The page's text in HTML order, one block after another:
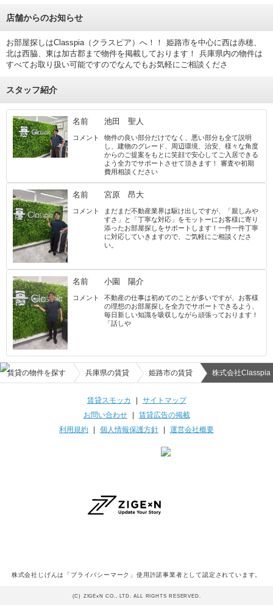
店舗からのお知らせ
お部屋探しはClasspia（クラスピア）へ！！ 姫路市を中心に西は赤穂、
北は西脇、東は加古郡まで物件を掲載しております！ 兵庫県内の物件は
すべてお取り扱い可能ですのでなんでもお気軽にご相談くださ
スタッフ紹介
名前 池田 聖人
コメント
物件の良い部分だけでなく、悪い部分も全て説明
し、建物のグレード、周辺環境、治安、様々な角度
からのご提案をもとに笑顔で安心してご入居できる
よう全力でサポートさせて頂きます！ 審査や初期
費用相談ください
名前 宮原 昂大
コメント
まだまだ不動産業界は駆け出しですが、「親しみや
すさ」と「丁寧な対応」をモットーにお客様に寄り
添ったお部屋探しをサポートします！一件一件丁寧
に対応していきますので、ご気軽にご相談くださ
い。
名前 小園 陽介
コメント
不動産の仕事は初めてのことが多いですが、お客様
の理想のお部屋探しを全力でサポートできるよう、
毎日新しい知識を吸収しながら頑張っております！
「話しや
賃貸の物件を探す 兵庫県の賃貸 姫路市の賃貸 株式会社Classpia
賃貸スモッカ | サイトマップ
お問い合わせ| 賃貸広告の掲載
利用規約 | 個人情報保護方針 | 運営会社概要
株式会社じげんは「プライバシーマーク」使用許諾事業者として認定されています。
(C) ZIGExN CO., LTD. ALL RIGHTS RESERVED.